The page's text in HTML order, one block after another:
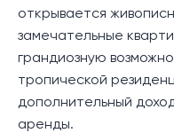
открывается
замечательные
грандиозную
тропической
дополнительный
аренды.